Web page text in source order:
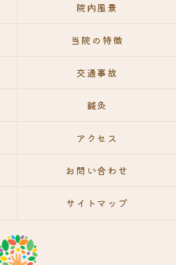
院内風景
当院の特徴
交通事故
鍼灸
アクセス
お問い合わせ
サイトマップ